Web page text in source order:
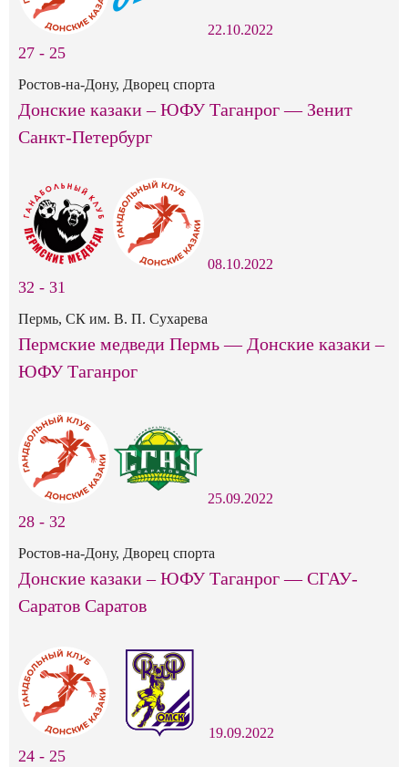
22.10.2022
27 - 25
Ростов-на-Дону, Дворец спорта
Донские казаки – ЮФУ Таганрог — Зенит
Санкт-Петербург
08.10.2022
32 - 31
Пермь, СК им. В. П. Сухарева
Пермские медведи Пермь — Донские казаки –
ЮФУ Таганрог
25.09.2022
28 - 32
Ростов-на-Дону, Дворец спорта
Донские казаки – ЮФУ Таганрог — СГАУ-
Саратов Саратов
19.09.2022
24 - 25